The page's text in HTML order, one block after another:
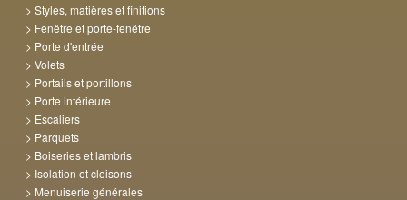
Styles, matières et finitions
Fenêtre et porte-fenêtre
Porte d'entrée
Volets
Portails et portillons
Porte intérieure
Escaliers
Parquets
Boiseries et lambris
Isolation et cloisons
Menuiserie générales